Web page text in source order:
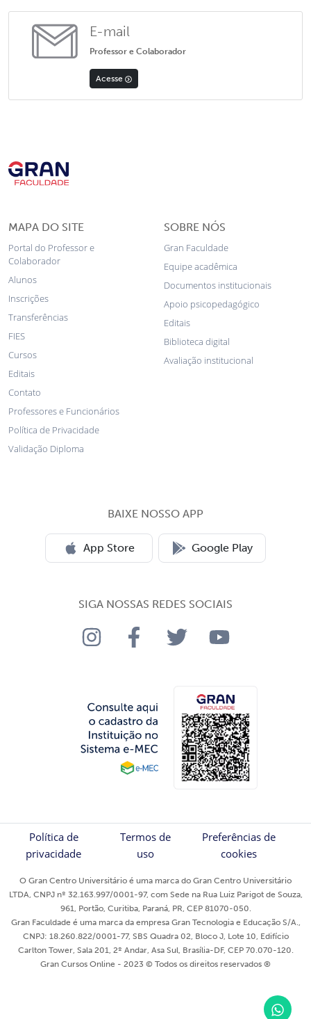
E-mail
Professor e Colaborador
Acesse
MAPA DO SITE
Portal do Professor e
Colaborador
Alunos
Inscrições
Transferências
FIES
Cursos
Editais
Contato
Professores e Funcionários
Política de Privacidade
Validação Diploma
SOBRE NÓS
Gran Faculdade
Equipe acadêmica
Documentos institucionais
Apoio psicopedagógico
Editais
Biblioteca digital
Avaliação institucional
BAIXE NOSSO APP
App Store Google Play
SIGA NOSSAS REDES SOCIAIS
Política de
privacidade
Termos de
uso
Preferências de
cookies
O Gran Centro Universitário é uma marca do Gran Centro Universitário
LTDA, CNPJ nº 32.163.997/0001-97, com Sede na Rua Luiz Parigot de Souza,
961, Portão, Curitiba, Paraná, PR, CEP 81070-050.
Gran Faculdade é uma marca da empresa Gran Tecnologia e Educação S/A.,
CNPJ: 18.260.822/0001-77, SBS Quadra 02, Bloco J, Lote 10, Edifício
Carlton Tower, Sala 201, 2º Andar, Asa Sul, Brasília-DF, CEP 70.070-120.
Gran Cursos Online - 2023 © Todos os direitos reservados ®